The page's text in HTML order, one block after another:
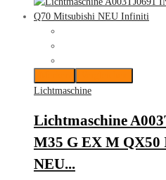
Lichtmaschine
Lichtmaschine
M35 G EX M
NEU...